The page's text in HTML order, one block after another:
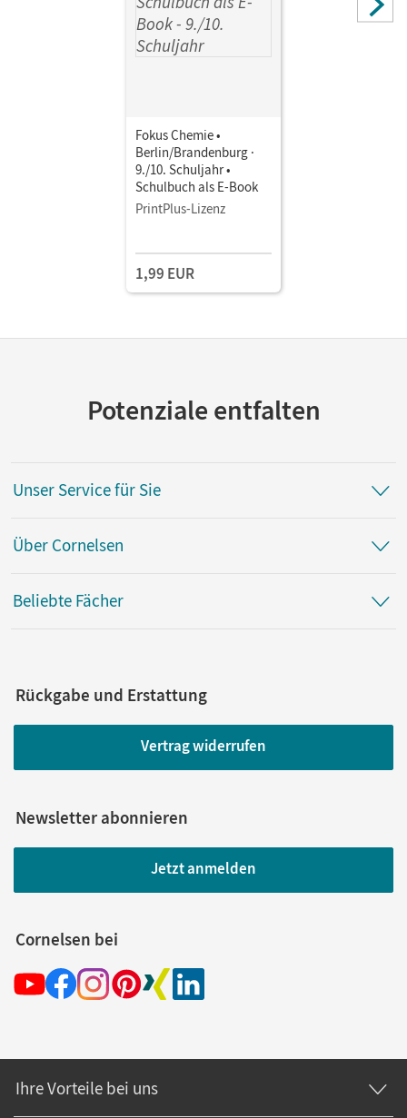
Fokus Chemie •
Berlin/Brandenburg ·
9./10. Schuljahr •
Schulbuch als E-Book
PrintPlus-Lizenz
1,99 EUR
Potenziale entfalten
Unser Service für Sie
Über Cornelsen
Beliebte Fächer
Rückgabe und Erstattung
Vertrag widerrufen
Newsletter abonnieren
Jetzt anmelden
Cornelsen bei
Ihre Vorteile bei uns